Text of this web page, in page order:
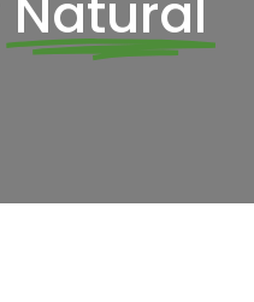
Natural